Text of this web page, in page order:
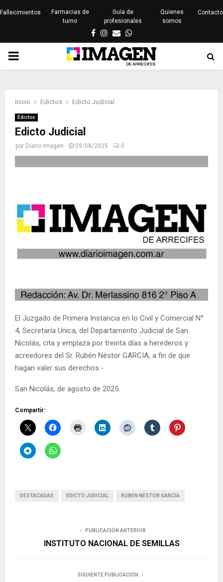
Fallecimientos
Farmacias de
turno
Guía de
profesionales
Quienes
somos
Contacto
Facebook
Instagram
EmailWhatsapp
PRIMARY
Inicio Edictos Edicto Judicial
Edictos
Edicto Judicial
por Diario Imagen 09/08/2025 0
El Juzgado de Primera Instancia en lo Civil y Comercial N°
4, Secretaría Unica, del Departamento Judicial de San
Nicolás, cita y emplaza por treinta días a herederos y
acreedores del Sr. Rubén Néstor GARCIA, a fin de que
hagan valer sus derechos.-
San Nicolás, de agosto de 2025.
Compartir:
DESTACADAS EDICTO JUDICIAL RUBEN NESTOR GARCIA
PUBLICACIÓN ANTERIOR
INSTITUTO NACIONAL DE SEMILLAS
SIGUIENTE PUBLICACIÓN